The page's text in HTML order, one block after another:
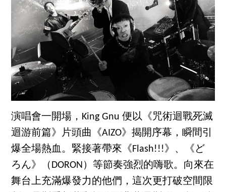
演唱會一開場，King Gnu 便以《咒術迴戰死滅
迴游前篇》片頭曲《AIZO》揭開序幕，瞬間引
爆全場熱血。緊接著帶來《Flash!!!》、《ど
ろん》（DORON）等節奏強烈的嗨歌。向來在
舞台上充滿爆發力的他們，這次更打破空間限